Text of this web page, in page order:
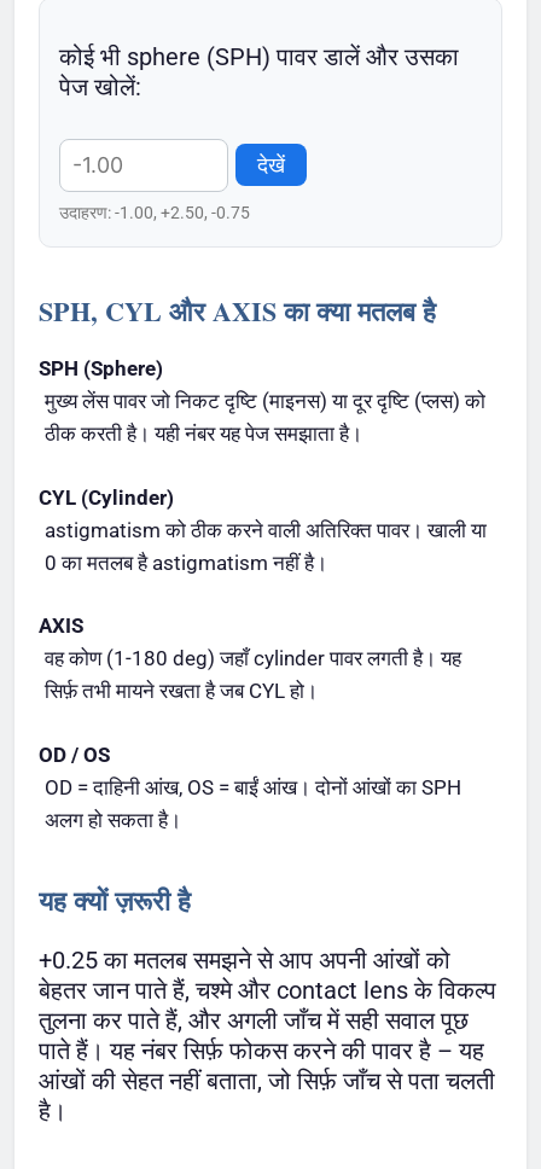
कोई भी sphere (SPH) पावर डालें और उसका
पेज खोलें:
देखें
उदाहरण: -1.00, +2.50, -0.75
SPH, CYL और AXIS का क्या मतलब है
SPH (Sphere)
मुख्य लेंस पावर जो निकट दृष्टि (माइनस) या दूर दृष्टि (प्लस) को
ठीक करती है। यही नंबर यह पेज समझाता है।
CYL (Cylinder)
astigmatism को ठीक करने वाली अतिरिक्त पावर। खाली या
0 का मतलब है astigmatism नहीं है।
AXIS
वह कोण (1-180 deg) जहाँ cylinder पावर लगती है। यह
सिर्फ़ तभी मायने रखता है जब CYL हो।
OD / OS
OD = दाहिनी आंख, OS = बाईं आंख। दोनों आंखों का SPH
अलग हो सकता है।
यह क्यों ज़रूरी है
+0.25 का मतलब समझने से आप अपनी आंखों को
बेहतर जान पाते हैं, चश्मे और contact lens के विकल्प
तुलना कर पाते हैं, और अगली जाँच में सही सवाल पूछ
पाते हैं। यह नंबर सिर्फ़ फोकस करने की पावर है – यह
आंखों की सेहत नहीं बताता, जो सिर्फ़ जाँच से पता चलती
है।